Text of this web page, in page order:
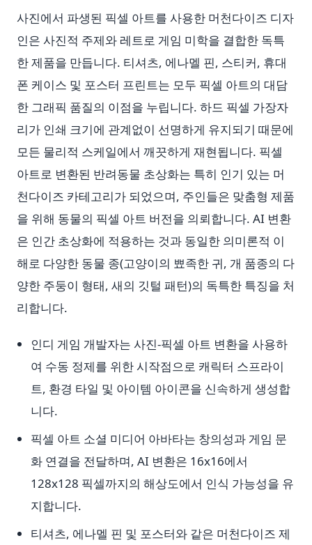
사진에서 파생된 픽셀 아트를 사용한 머천다이즈 디자
인은 사진적 주제와 레트로 게임 미학을 결합한 독특
한 제품을 만듭니다. 티셔츠, 에나멜 핀, 스티커, 휴대
폰 케이스 및 포스터 프린트는 모두 픽셀 아트의 대담
한 그래픽 품질의 이점을 누립니다. 하드 픽셀 가장자
리가 인쇄 크기에 관계없이 선명하게 유지되기 때문에
모든 물리적 스케일에서 깨끗하게 재현됩니다. 픽셀
아트로 변환된 반려동물 초상화는 특히 인기 있는 머
천다이즈 카테고리가 되었으며, 주인들은 맞춤형 제품
을 위해 동물의 픽셀 아트 버전을 의뢰합니다. AI 변환
은 인간 초상화에 적용하는 것과 동일한 의미론적 이
해로 다양한 동물 종(고양이의 뾰족한 귀, 개 품종의 다
양한 주둥이 형태, 새의 깃털 패턴)의 독특한 특징을 처
리합니다.
인디 게임 개발자는 사진-픽셀 아트 변환을 사용하
여 수동 정제를 위한 시작점으로 캐릭터 스프라이
트, 환경 타일 및 아이템 아이콘을 신속하게 생성합
니다.
픽셀 아트 소셜 미디어 아바타는 창의성과 게임 문
화 연결을 전달하며, AI 변환은 16x16에서
128x128 픽셀까지의 해상도에서 인식 가능성을 유
지합니다.
티셔츠, 에나멜 핀 및 포스터와 같은 머천다이즈 제